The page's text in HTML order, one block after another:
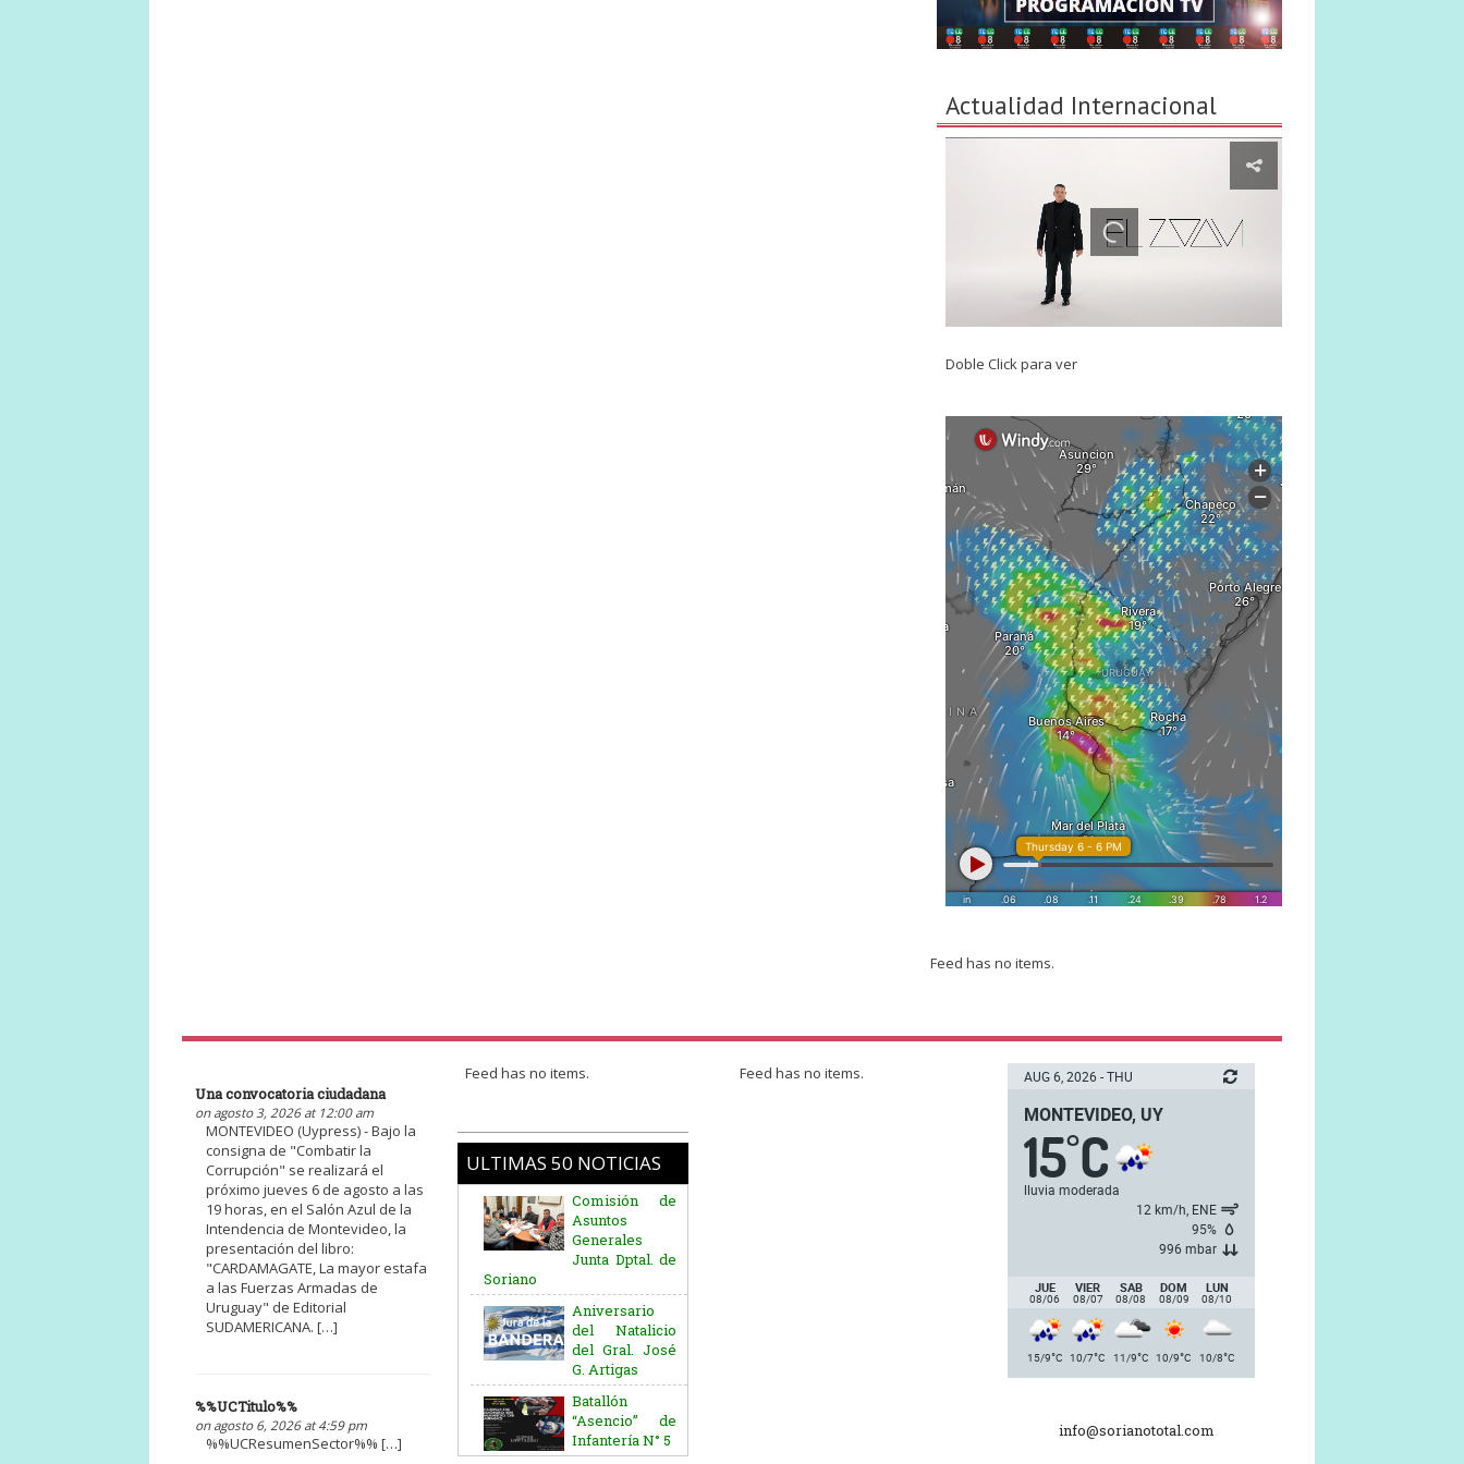
Actualidad Internacional
Doble Click para ver
Feed has no items.
Una convocatoria ciudadana
on agosto 3, 2026 at 12:00 am
MONTEVIDEO (Uypress) - Bajo la
consigna de "Combatir la
Corrupción" se realizará el
próximo jueves 6 de agosto a las
19 horas, en el Salón Azul de la
Intendencia de Montevideo, la
presentación del libro:
"CARDAMAGATE, La mayor estafa
a las Fuerzas Armadas de
Uruguay" de Editorial
SUDAMERICANA. […]
%%UCTitulo%%
on agosto 6, 2026 at 4:59 pm
%%UCResumenSector%% […]
Feed has no items.
ULTIMAS 50 NOTICIAS
Comisión de
Asuntos
Generales
Junta Dptal. de
Soriano
Aniversario
del Natalicio
del Gral. José
G. Artigas
Batallón
“Asencio” de
Infantería N° 5
Feed has no items. AUG 6, 2026 - THU
MONTEVIDEO, UY
15°C
lluvia moderada
12 km/h, ENE
95%
996 mbar
JUE
08/06
VIER
08/07
SAB
08/08
DOM
08/09
LUN
08/10
15/9°C 10/7°C 11/9°C 10/9°C 10/8°C
info@sorianototal.com